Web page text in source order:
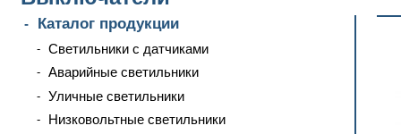
Каталог продукции
Светильники с датчиками
Аварийные светильники
Уличные светильники
Низковольтные светильники